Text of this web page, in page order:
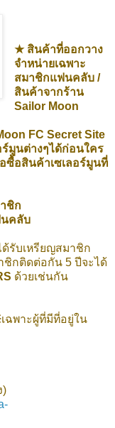
★ สินค้าที่ออกวาง
จำหน่ายเฉพาะ
สมาชิกแฟนคลับ /
สินค้าจากร้าน
Sailor Moon
FC Secret Site
มูนต่างๆได้ก่อนใคร
ซื้อสินค้าเซเลอร์มูนที่
ชิก
นคลับ
รับเหรียญสมาชิก
ชิกติดต่อกัน 5 ปีจะได้
ด้วยเช่นกัน
ฉพาะผู้ที่มีที่อยู่ใน
)